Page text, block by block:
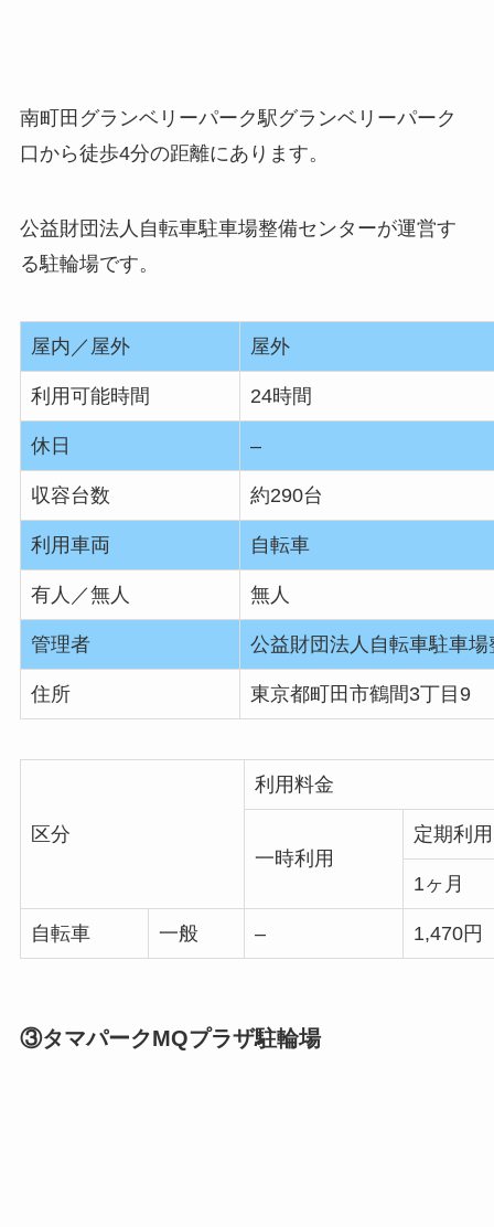
南町田グランベリーパーク駅グランベリーパーク
口から徒歩4分の距離にあります。
公益財団法人自転車駐車場整備センターが運営す
る駐輪場です。
屋内／屋外 屋外
利用可能時間 24時間
休日 –
収容台数 約290台
利用車両 自転車
有人／無人 無人
管理者 公益財団法人自転車駐車
住所 東京都町田市鶴間3丁目9
区分
利用料金
一時利用
定期利用
1ヶ月
自転車 一般 – 1,470円
③タマパークMQプラザ駐輪場